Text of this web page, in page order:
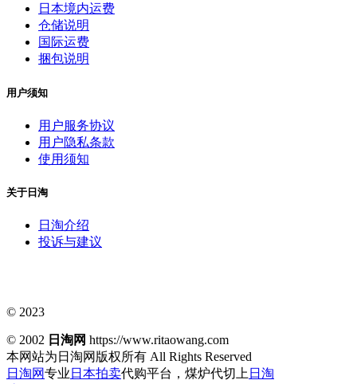
日本境内运费
仓储说明
国际运费
捆包说明
用户须知
用户服务协议
用户隐私条款
使用须知
关于日淘
日淘介绍
投诉与建议
© 2023
© 2002 日淘网 https://www.ritaowang.com
本网站为日淘网版权所有 All Rights Reserved
日淘网专业 日本拍卖代购平台，煤炉代切上 日淘